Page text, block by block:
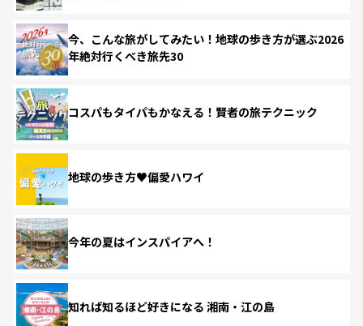
今、こんな旅がしてみたい！地球の歩き方が選ぶ2026
年絶対行くべき旅先30
コスパもタイパもかなえる！賢者の旅テクニック
地球の歩き方♥偏愛ハワイ
今年の夏はインスパイアへ！
知れば知るほど好きになる 湘南・江の島